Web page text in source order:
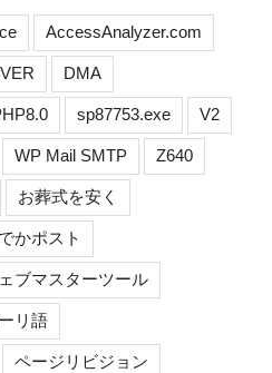
AccessAnalyzer.com
DMA
sp87753.exe V2
WP Mail SMTP Z640
お葬式を安く
かポスト
ブマスターツール
リ語
ページリビジョン